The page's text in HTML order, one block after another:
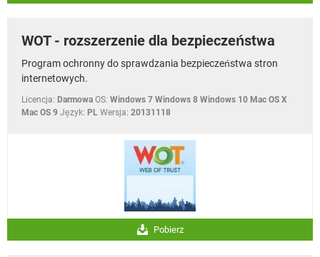
WOT - rozszerzenie dla bezpieczeństwa
Program ochronny do sprawdzania bezpieczeństwa stron
internetowych.
Licencja: Darmowa OS: Windows 7 Windows 8 Windows 10 Mac OS X
Mac OS 9 Język: PL Wersja: 20131118
Pobierz